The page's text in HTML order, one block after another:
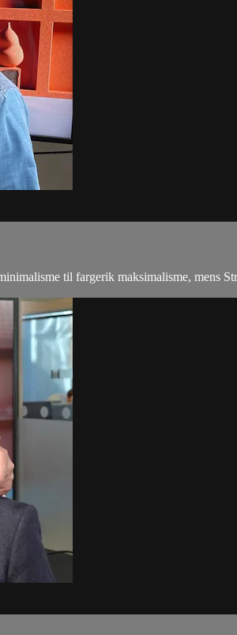
til fargerik maksimalisme, mens